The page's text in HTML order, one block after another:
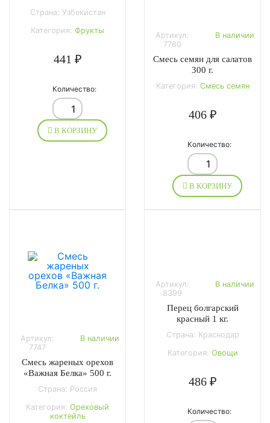
Страна: Узбекистан
Категория: Фрукты
441 ₽
Количество:
В КОРЗИНУ
Артикул:
7780
В наличии
Смесь семян для салатов
300 г.
Категория: Смесь семян
406 ₽
Количество:
В КОРЗИНУ
Артикул:
7747
В наличии
Смесь жареных орехов
«Важная Белка» 500 г.
Страна: Россия
Категория: Ореховый
коктейль
Артикул:
8399
В наличии
Перец болгарский
красный 1 кг.
Страна: Краснодар
Категория: Овощи
486 ₽
Количество: